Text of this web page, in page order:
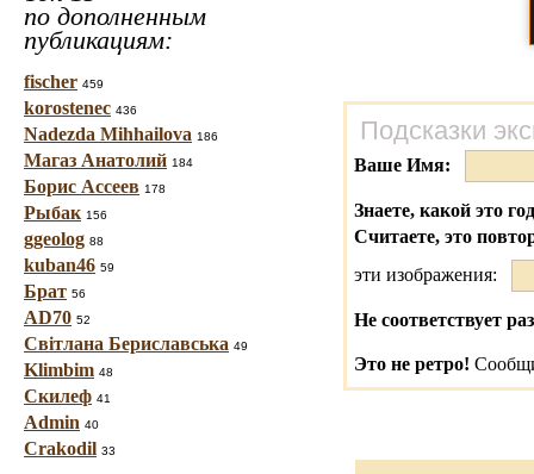
по дополненным
публикациям:
fischer 459
korostenec 436
Nadezda Mihhailova 186
Магаз Анатолий 184
Борис Ассеев 178
Рыбак 156
ggeolog 88
kuban46 59
Брат 56
AD70 52
Світлана Бериславська 49
Klimbim 48
Скилеф 41
Admin 40
Crakodil 33
Подсказки
Ваше Имя:
Знаете, какой это
Считаете, это
эти изображения:
Не соответствует
Это не ретро!